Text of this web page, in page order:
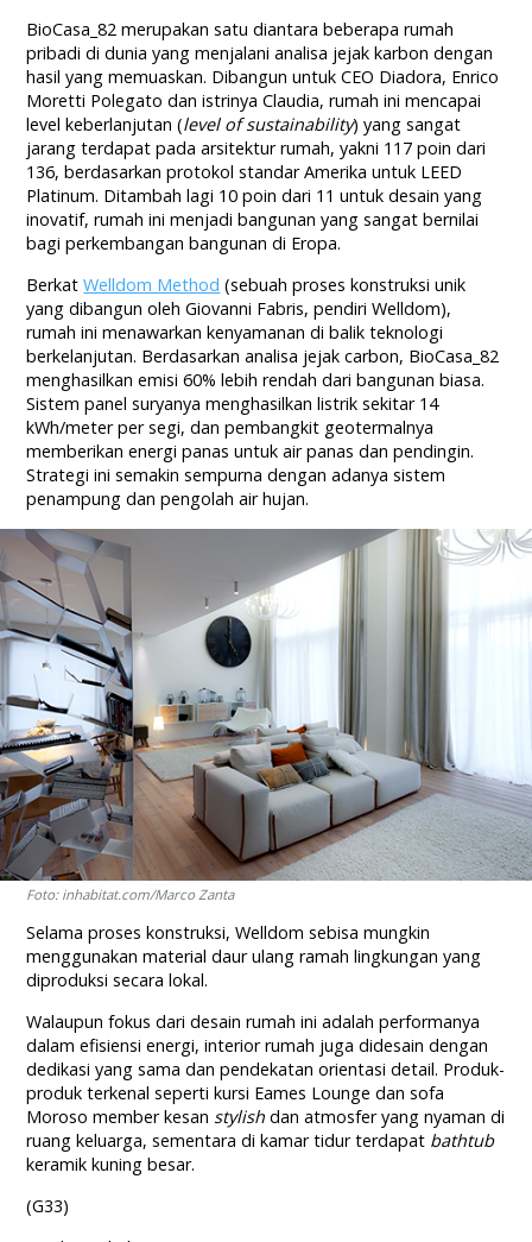
BioCasa_82 merupakan satu diantara beberapa rumah
pribadi di dunia yang menjalani analisa jejak karbon dengan
hasil yang memuaskan. Dibangun untuk CEO Diadora, Enrico
Moretti Polegato dan istrinya Claudia, rumah ini mencapai
level keberlanjutan (level of sustainability) yang sangat
jarang terdapat pada arsitektur rumah, yakni 117 poin dari
136, berdasarkan protokol standar Amerika untuk LEED
Platinum. Ditambah lagi 10 poin dari 11 untuk desain yang
inovatif, rumah ini menjadi bangunan yang sangat bernilai
bagi perkembangan bangunan di Eropa.
BerkatWelldom Method (sebuah proses konstruksi unik
yang dibangun oleh Giovanni Fabris, pendiri Welldom),
rumah ini menawarkan kenyamanan di balik teknologi
berkelanjutan. Berdasarkan analisa jejak carbon, BioCasa_82
menghasilkan emisi 60% lebih rendah dari bangunan biasa.
Sistem panel suryanya menghasilkan listrik sekitar 14
kWh/meter per segi, dan pembangkit geotermalnya
memberikan energi panas untuk air panas dan pendingin.
Strategi ini semakin sempurna dengan adanya sistem
penampung dan pengolah air hujan.
Foto: inhabitat.com/Marco Zanta
Selama proses konstruksi, Welldom sebisa mungkin
menggunakan material daur ulang ramah lingkungan yang
diproduksi secara lokal.
Walaupun fokus dari desain rumah ini adalah performanya
dalam efisiensi energi, interior rumah juga didesain dengan
dedikasi yang sama dan pendekatan orientasi detail. Produk-
produk terkenal seperti kursi Eames Lounge dan sofa
Moroso member kesan stylish dan atmosfer yang nyaman di
ruang keluarga, sementara di kamar tidur terdapat bathtub
keramik kuning besar.
(G33)